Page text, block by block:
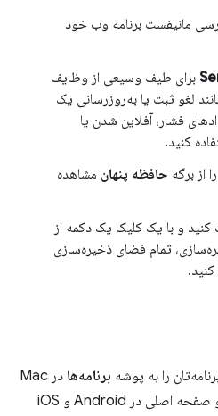
مانیفست برنامه وب خود
برای طیف وسیعی از وظایف
لغو ثبت یا به‌روزرسانی یک
فشار، آفلاین شدن یا
کنید.
برگه حافظه پنهان مشاهده
و با یک کلیک یک دکمه از
تمام فضای ذخیره‌سازی
کنید.
را به پوشه برنامه‌ها
در Mac
در ویندوز و صفحه اصلی در Android و iOS